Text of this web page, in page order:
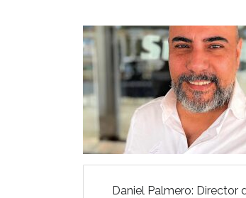
Daniel Palmero: Director